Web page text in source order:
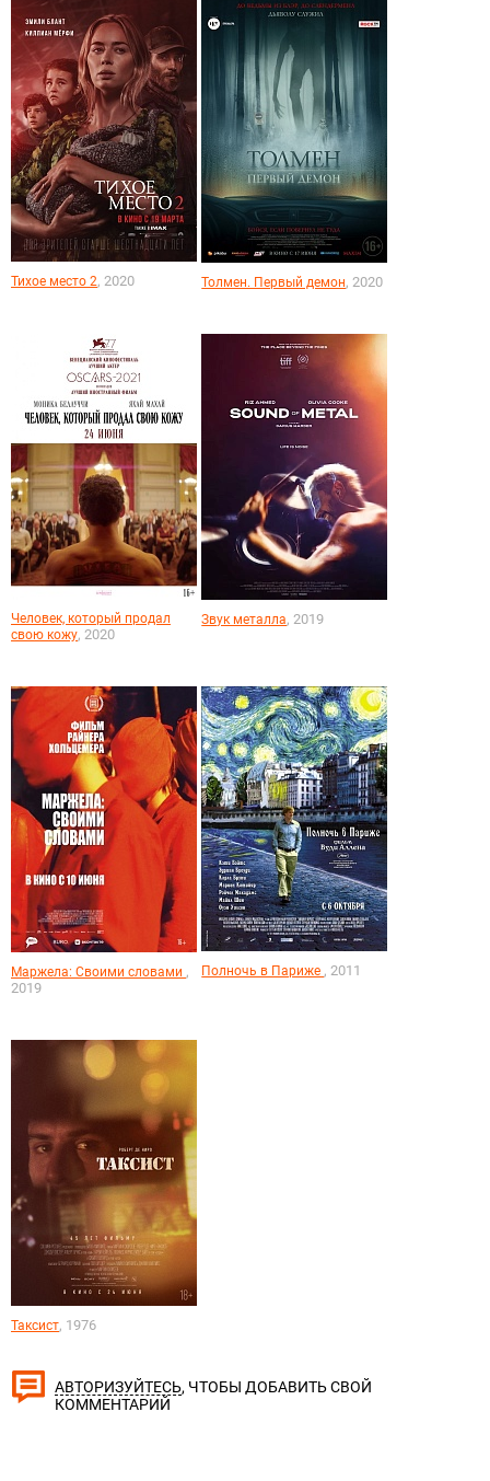
Тихое место 2, 2020 Толмен. Первый демон, 2020
Человек, который продал
свою кожу, 2020
Звук металла, 2019
Маржела: Своими словами ,
2019
Полночь в Париже , 2011
Таксист, 1976
АВТОРИЗУЙТЕСЬ, ЧТОБЫ ДОБАВИТЬ СВОЙ
КОММЕНТАРИЙ